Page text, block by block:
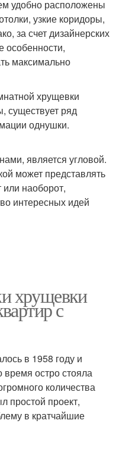
удобно расположены
узкие коридоры,
за счет дизайнерских
особенности,
максимально
хрущевки
существует ряд
однушки.
является угловой.
может представлять
наоборот,
интересных идей
хрущевки
с
в 1958 году и
время остро стояла
количества
простой проект,
в кратчайшие